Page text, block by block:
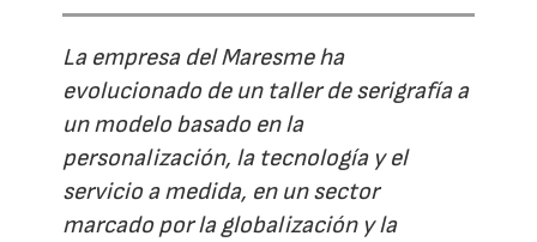
La empresa del Maresme ha
evolucionado de un taller de serigrafía a
un modelo basado en la
personalización, la tecnología y el
servicio a medida, en un sector
marcado por la globalización y la